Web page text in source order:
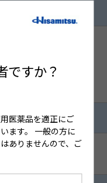
ですか？
医薬品を適正にご
ます。 一般の方に
ありませんので、ご